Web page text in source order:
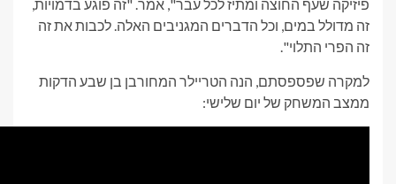
אמר. "זה פוגע בדמויות,
האלה. לכבות את זה
המחורבן בן שבע הדקות